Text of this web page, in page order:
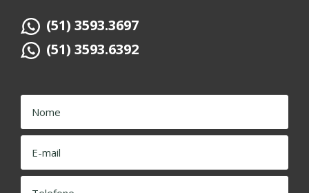
(51) 3593.3697
(51) 3593.6392
Nome
E-mail
Telefone